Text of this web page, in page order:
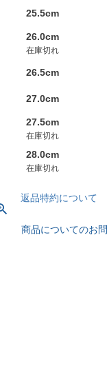
25.5cm
26.0cm
在庫切れ
26.5cm
27.0cm
27.5cm
在庫切れ
28.0cm
在庫切れ
返品特約について
商品についてのお